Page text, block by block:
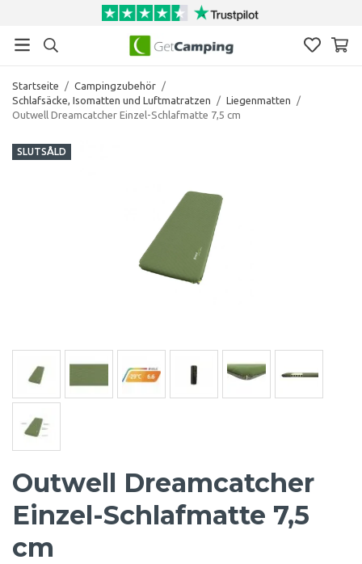
Startseite / Campingzubehör /
Schlafsäcke, Isomatten und Luftmatratzen
/ Liegenmatten
/
Outwell Dreamcatcher Einzel-Schlafmatte 7,5 cm
SLUTSÅLD
Outwell Dreamcatcher
Einzel-Schlafmatte 7,5
cm